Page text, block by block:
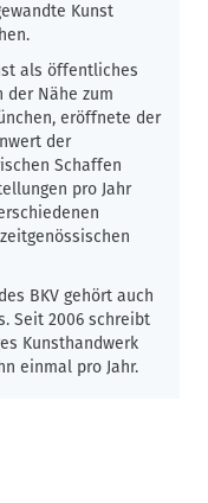
Kunst
als öffentliches
der Nähe zum
eröffnete der
der
Schaffen
pro Jahr
BKV gehört auch
Seit 2006 schreibt
Kunsthandwerk
einmal pro Jahr.